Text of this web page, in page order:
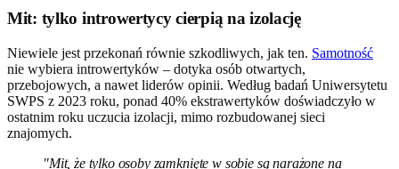
Mit: tylko introwertycy cierpią na izolację
Niewiele jest przekonań równie szkodliwych, jak ten. Samotność
nie wybiera introwertyków – dotyka osób otwartych,
przebojowych, a nawet liderów opinii. Według badań Uniwersytetu
SWPS z 2023 roku, ponad 40% ekstrawertyków doświadczyło w
ostatnim roku uczucia izolacji, mimo rozbudowanej sieci
znajomych.
"Mit, że tylko osoby zamknięte w sobie są narażone na